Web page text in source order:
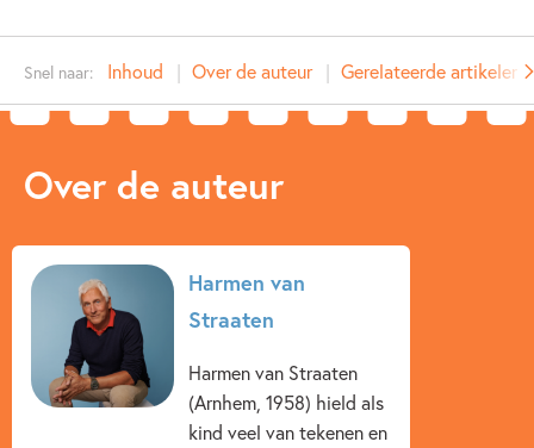
Auteur(s):
Harmen van Straaten
Prijs:
99
Uitgever: Leopold
Kenmerken van e-book
7 – 9 jaar 9 – 12 jaar
Dieren & natuur
Familie & gezin
Harmen van Straaten
Snel naar: Inhoud Over de auteur Gerelateerde artikelen
Over de auteur
Harmen van
Straaten
Harmen van Straaten
(Arnhem, 1958) hield als
kind veel van tekenen en